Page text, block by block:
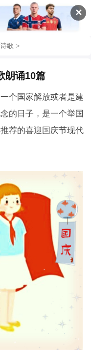
✕
歌 >
朗诵10篇
个国家解放或者是建
的日子，是一个举国
荐的喜迎国庆节现代